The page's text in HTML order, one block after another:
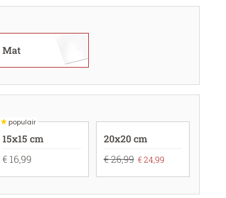
Mat
★populair
15x15 cm
€ 16,99
20x20 cm
€ 26,99 € 24,99